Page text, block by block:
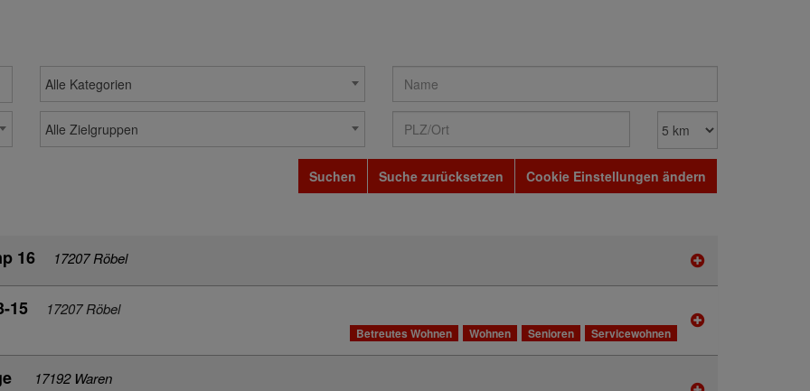
Alle Kategorien
Alle Zielgruppen
Suchen Suche zurücksetzen
Cookie Einstellungen ändern
16 17207 Röbel
15 17207 Röbel
Betreutes Wohnen Wohnen Senioren Servicewohnen
17192 Waren